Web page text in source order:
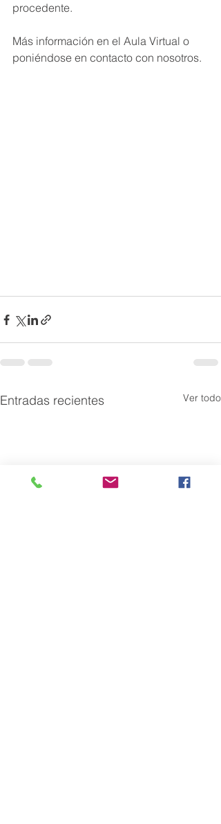
procedente.
Más información en el Aula Virtual o
poniéndose en contacto con nosotros.
Entradas recientes Ver todo